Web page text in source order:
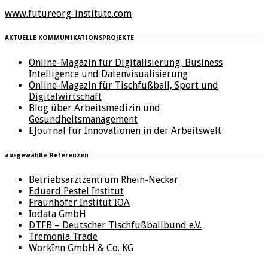
www.futureorg-institute.com
AKTUELLE KOMMUNIKATIONSPROJEKTE
Online-Magazin für Digitalisierung, Business
Intelligence und Datenvisualisierung
Online-Magazin für Tischfußball, Sport und
Digitalwirtschaft
Blog über Arbeitsmedizin und
Gesundheitsmanagement
EJournal für Innovationen in der Arbeitswelt
ausgewählte Referenzen
Betriebsarztzentrum Rhein-Neckar
Eduard Pestel Institut
Fraunhofer Institut IOA
Iodata GmbH
DTFB – Deutscher Tischfußballbund e.V.
Tremonia Trade
WorkInn GmbH & Co. KG